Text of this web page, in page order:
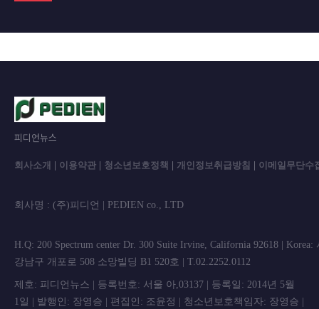
피디언뉴스
회사소개 이용약관 청소년보호정책 개인정보취급방침 이메일무단수
회사명 : (주)피디언 | PEDIEN co.,
H.Q: 200 Spectrum center Dr. 300 Suite Irvine, California 92618 | Korea:
강남구 개포로 508 소망빌딩 B1 520호 | T.02.2252.0112
제호: 피디언뉴스 | 등록번호: 서울 아,03137 | 등록일: 2014년 5월
1일 | 발행인: 장영승 | 편집인: 조윤정 | 청소년보호책임자: 장영승 |